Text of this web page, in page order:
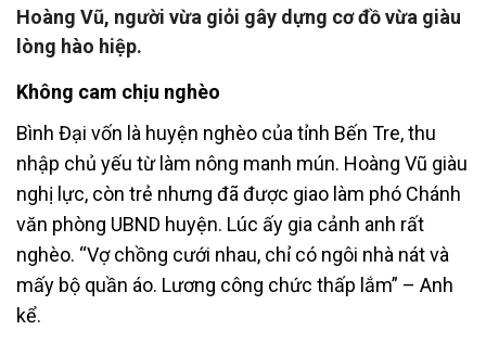
Hoàng Vũ, người vừa giỏi gây dựng cơ đồ vừa giàu
lòng hào hiệp.
Không cam chịu nghèo
Bình Đại vốn là huyện nghèo của tỉnh Bến Tre, thu
nhập chủ yếu từ làm nông manh mún. Hoàng Vũ giàu
nghị lực, còn trẻ nhưng đã được giao làm phó Chánh
văn phòng UBND huyện. Lúc ấy gia cảnh anh rất
nghèo. “Vợ chồng cưới nhau, chỉ có ngôi nhà nát và
mấy bộ quần áo. Lương công chức thấp lắm” – Anh
kể.